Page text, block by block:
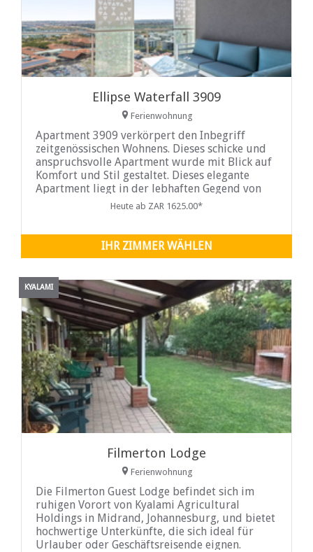
Ellipse Waterfall 3909
Ferienwohnung
Apartment 3909 verkörpert den Inbegriff
zeitgenössischen Wohnens. Dieses schicke und
anspruchsvolle Apartment wurde mit Blick auf
Komfort und Stil gestaltet. Dieses elegante
Apartment liegt in der lebhaften Gegend von
Midrand, Gauteng, und ist ein idealer
hochwertige Annehmlichkeiten.
Heute ab ZAR 1625.00*
IHR ZIMMER WÄHLEN
KYALAMI
Filmerton Lodge
Ferienwohnung
Die Filmerton Guest Lodge befindet sich im
ruhigen Vorort von Kyalami Agricultural
Holdings in Midrand, Johannesburg, und bietet
hochwertige Unterkünfte, die sich ideal für
Urlauber oder Geschäftsreisende eignen.